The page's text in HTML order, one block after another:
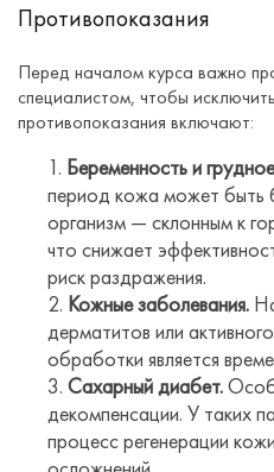
Противопоказания
Перед началом курса важно
специалистом, чтобы
противопоказания включают:
Беременность и
период кожа может быть
организм — склонным к
что снижает
риск раздражения.
Кожные заболевания.
дерматитов или
обработки является
Сахарный диабет.
декомпенсации. У таких
процесс регенерации